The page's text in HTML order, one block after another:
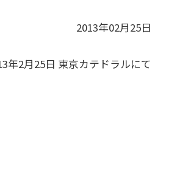
2013年02月25日
年2月25日 東京カテドラルにて